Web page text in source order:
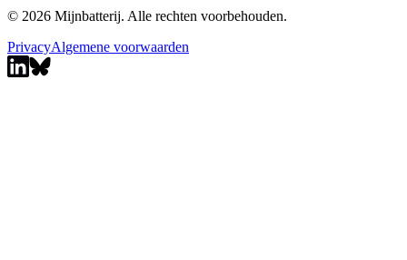
© 2026 Mijnbatterij. Alle rechten voorbehouden.
PrivacyAlgemene voorwaarden